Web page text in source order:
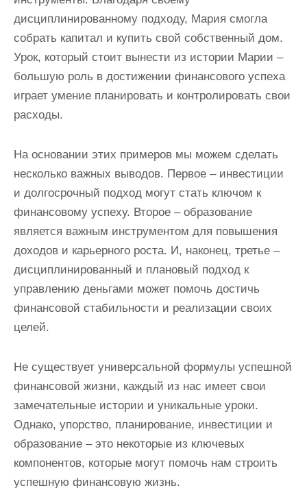
дисциплинированному подходу, Мария смогла
собрать капитал и купить свой собственный дом.
Урок, который стоит вынести из истории Марии –
большую роль в достижении финансового успеха
играет умение планировать и контролировать свои
расходы.
На основании этих примеров мы можем сделать
несколько важных выводов. Первое – инвестиции
и долгосрочный подход могут стать ключом к
финансовому успеху. Второе – образование
является важным инструментом для повышения
доходов и карьерного роста. И, наконец, третье –
дисциплинированный и плановый подход к
управлению деньгами может помочь достичь
финансовой стабильности и реализации своих
целей.
Не существует универсальной формулы успешной
финансовой жизни, каждый из нас имеет свои
замечательные истории и уникальные уроки.
Однако, упорство, планирование, инвестиции и
образование – это некоторые из ключевых
компонентов, которые могут помочь нам строить
успешную финансовую жизнь.